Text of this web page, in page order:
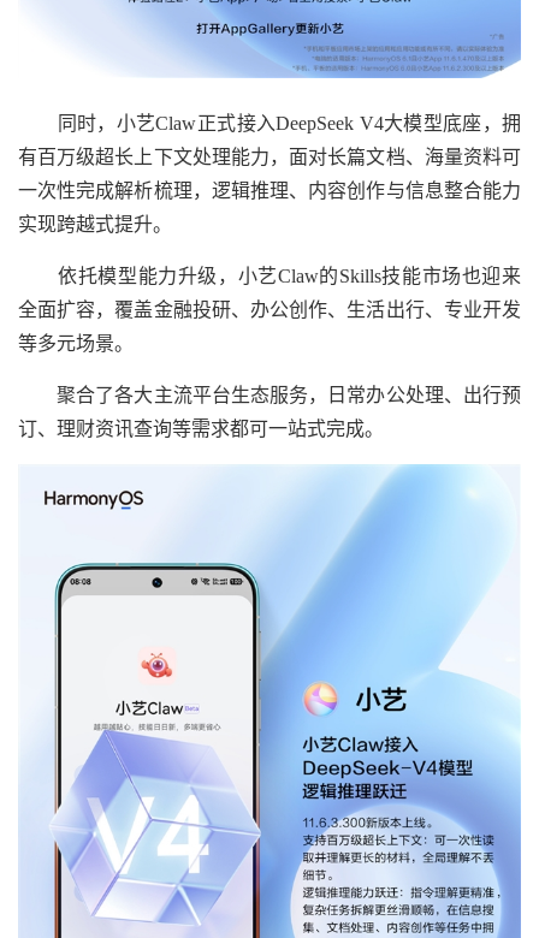
同时，小艺Claw正式接入DeepSeek V4大模型底座，拥
有百万级超长上下文处理能力，面对长篇文档、海量资料可
一次性完成解析梳理，逻辑推理、内容创作与信息整合能力
实现跨越式提升。
依托模型能力升级，小艺Claw的Skills技能市场也迎来
全面扩容，覆盖金融投研、办公创作、生活出行、专业开发
等多元场景。
聚合了各大主流平台生态服务，日常办公处理、出行预
订、理财资讯查询等需求都可一站式完成。